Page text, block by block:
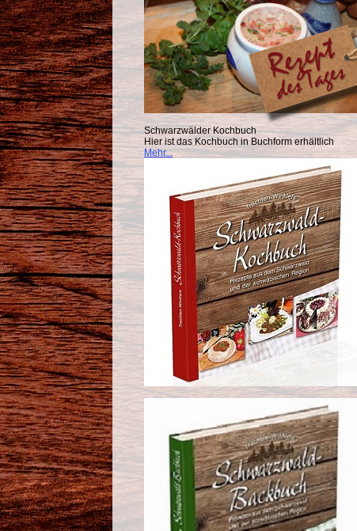
Schwarzwälder Kochbuch
Hier ist das Kochbuch in Buchform erhältlich
Mehr...